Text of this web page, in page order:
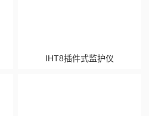
IHT8插件式监护仪